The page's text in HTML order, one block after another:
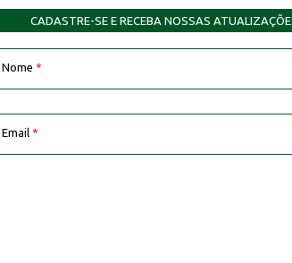
CADASTRE-SE E RECEBA NOSSAS
Nome *
Email *